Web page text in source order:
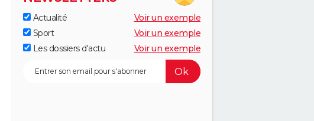
Actualité
Voir un exemple
Sport
Voir un exemple
Les dossiers d'actu
Voir un exemple